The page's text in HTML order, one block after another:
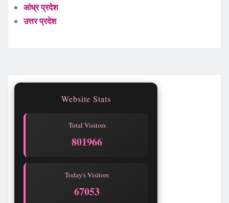
आंध्र प्रदेश
उत्तर प्रदेश
Website Stats
Total Visitors
801967
Today's Visitors
67054